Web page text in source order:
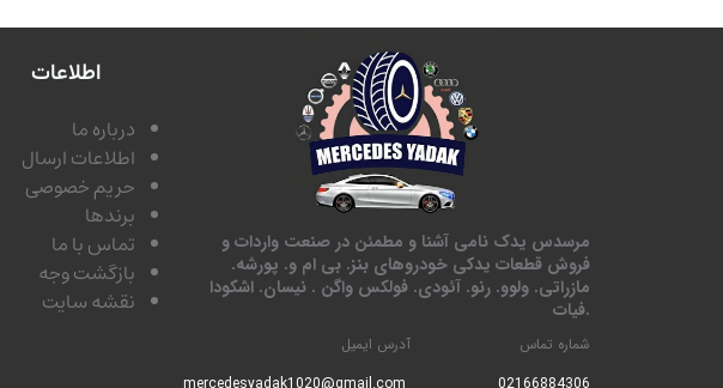
مرسدس یدک نامی آشنا و مطمئن در صنعت واردات و
فروش قطعات یدکی خودروهای بنز. بی ام و. پورشه.
مازراتی. ولوو. رنو. آئودی. فولکس واگن . نیسان. اشکودا
.فیات
شماره تماس
آدرس ایمیل
اطلاعات
درباره ما
اطلاعات ارسال
حریم خصوصی
برندها
تماس با ما
بازگشت وجه
نقشه سایت